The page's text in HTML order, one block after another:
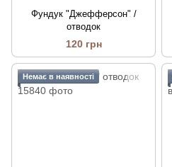
Фундук "Джефферсон" /
отводок
120 грн
Немає в наявності